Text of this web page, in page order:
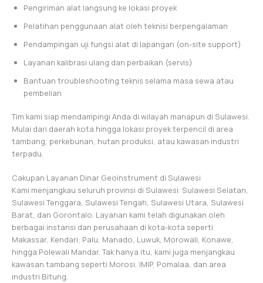
Pengiriman alat langsung ke lokasi proyek
Pelatihan penggunaan alat oleh teknisi berpengalaman
Pendampingan uji fungsi alat di lapangan (on-site support)
Layanan kalibrasi ulang dan perbaikan (servis)
Bantuan troubleshooting teknis selama masa sewa atau
pembelian
Tim kami siap mendampingi Anda di wilayah manapun di Sulawesi.
Mulai dari daerah kota hingga lokasi proyek terpencil di area
tambang, perkebunan, hutan produksi, atau kawasan industri
terpadu.
Cakupan Layanan Dinar Geoinstrument di Sulawesi
Kami menjangkau seluruh provinsi di Sulawesi: Sulawesi Selatan,
Sulawesi Tenggara, Sulawesi Tengah, Sulawesi Utara, Sulawesi
Barat, dan Gorontalo. Layanan kami telah digunakan oleh
berbagai instansi dan perusahaan di kota-kota seperti
Makassar, Kendari, Palu, Manado, Luwuk, Morowali, Konawe,
hingga Polewali Mandar. Tak hanya itu, kami juga menjangkau
kawasan tambang seperti Morosi, IMIP, Pomalaa, dan area
industri Bitung.